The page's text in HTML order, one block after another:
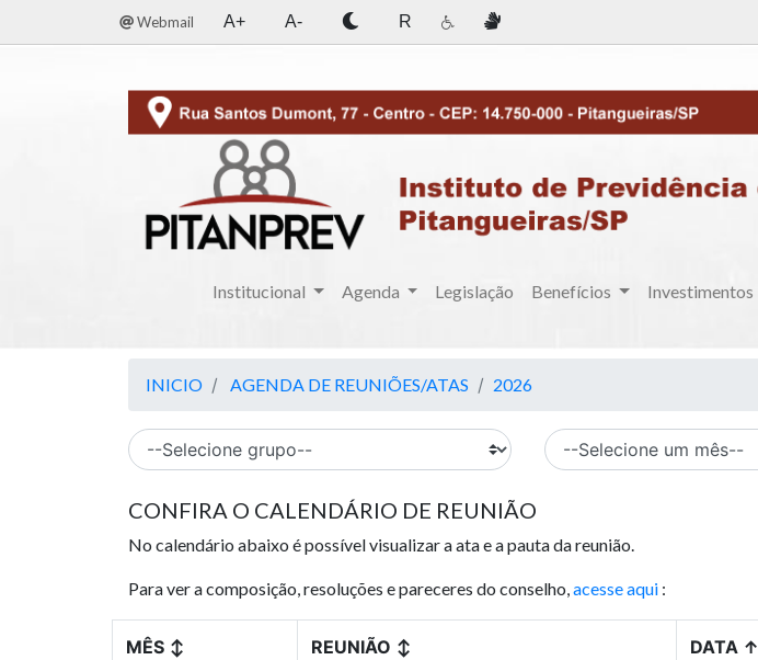
Webmail A+ A- R
Institucional Agenda Legislação Benefícios Investimentos
INICIO AGENDA DE REUNIÕES/ATAS 2026
CONFIRA O CALENDÁRIO DE REUNIÃO
No calendário abaixo é possível visualizar a ata e a pauta da reunião.
Para ver a composição, resoluções e pareceres do conselho, acesse aqui :
MÊS ↕ REUNIÃO ↕ DATA ↑